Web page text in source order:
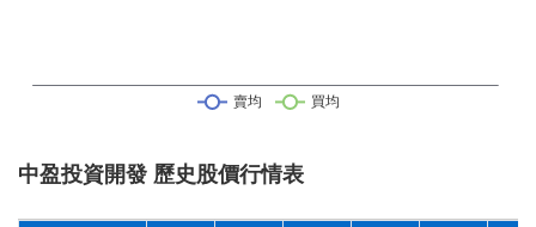
中盈投資開發 歷史股價行情表